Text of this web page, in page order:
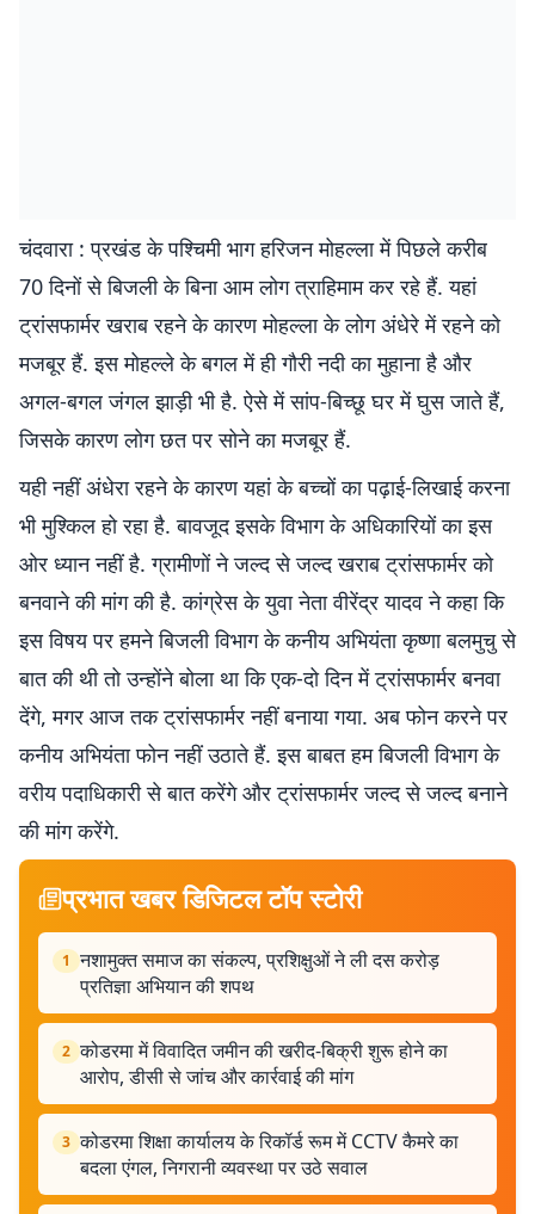
चंदवारा : प्रखंड के पश्चिमी भाग हरिजन मोहल्ला में पिछले करीब
70 दिनों से बिजली के बिना आम लोग त्राहिमाम कर रहे हैं. यहां
ट्रांसफार्मर खराब रहने के कारण मोहल्ला के लोग अंधेरे में रहने को
मजबूर हैं. इस मोहल्ले के बगल में ही गौरी नदी का मुहाना है और
अगल-बगल जंगल झाड़ी भी है. ऐसे में सांप-बिच्छू घर में घुस जाते हैं,
जिसके कारण लोग छत पर सोने का मजबूर हैं.
यही नहीं अंधेरा रहने के कारण यहां के बच्चों का पढ़ाई-लिखाई करना
भी मुश्किल हो रहा है. बावजूद इसके विभाग के अधिकारियों का इस
ओर ध्यान नहीं है. ग्रामीणों ने जल्द से जल्द खराब ट्रांसफार्मर को
बनवाने की मांग की है. कांग्रेस के युवा नेता वीरेंद्र यादव ने कहा कि
इस विषय पर हमने बिजली विभाग के कनीय अभियंता कृष्णा बलमुचु से
बात की थी तो उन्होंने बोला था कि एक-दो दिन में ट्रांसफार्मर बनवा
देंगे, मगर आज तक ट्रांसफार्मर नहीं बनाया गया. अब फोन करने पर
कनीय अभियंता फोन नहीं उठाते हैं. इस बाबत हम बिजली विभाग के
वरीय पदाधिकारी से बात करेंगे और ट्रांसफार्मर जल्द से जल्द बनाने
की मांग करेंगे.
प्रभात खबर डिजिटल टॉप स्टोरी
1 नशामुक्त समाज का संकल्प, प्रशिक्षुओं ने ली दस करोड़
प्रतिज्ञा अभियान की शपथ
2 कोडरमा में विवादित जमीन की खरीद-बिक्री शुरू होने का
आरोप, डीसी से जांच और कार्रवाई की मांग
3 कोडरमा शिक्षा कार्यालय के रिकॉर्ड रूम में CCTV कैमरे का
बदला एंगल, निगरानी व्यवस्था पर उठे सवाल